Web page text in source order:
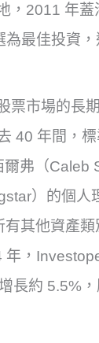
，2011 年
最佳投資
票市場的長
40 年間，
弗（Caleb
）的個人
其他資產
，
長約 5.5%